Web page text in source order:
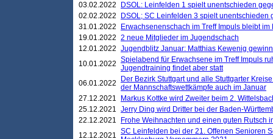
03.02.2022
DSOL: Leinfelden 1 spielt unentschieden
02.02.2022
DSOL; SC Leinfelden 3 spielt unentschieden
31.01.2022
Erwachsenenschach im Treff Impuls bleibt
19.01.2022 2 neue Mitglieder im Jugendschach
12.01.2022 Jugendblitz Januar: Matthias Kewenig
10.01.2022 Spielabend für Erwachsene im Treff Impuls
Jugendtraining findet aber statt
06.01.2022
Der Bezirk Stuttgart und alle Stuttgarter
der Mannschaftswettkämpfe auch im Januar
27.12.2021
Markus Kottke wird Zweiter beim 2.
25.12.2021 Jerry Ding wird Dritter bei der Baden-
22.12.2021
Frohe Weihnachten und einen guten Rutsch
12.12.2021 SC Leinfelden bei der 21. Offenen Senioren